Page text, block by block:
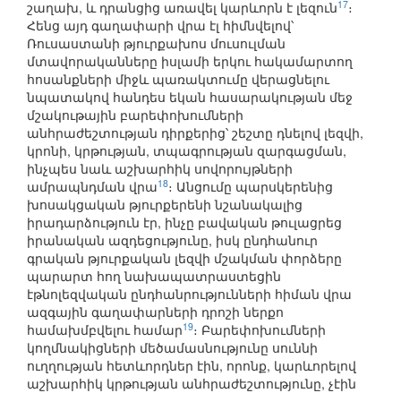
շաղախ, և դրանցից առավել կարևորն է լեզուն17։
Հենց այդ գաղափարի վրա էլ հիմնվելով՝
Ռուսաստանի թյուրքախոս մուսուլման
մտավորականները իսլամի երկու հակամարտող
հոսանքների միջև պառակտումը վերացնելու
նպատակով հանդես եկան հասարակության մեջ
մշակութային բարեփոխումների
անհրաժեշտության դիրքերից՝ շեշտը դնելով լեզվի,
կրոնի, կրթության, տպագրության զարգացման,
ինչպես նաև աշխարհիկ սովորույթների
ամրապնդման վրա18։ Անցումը պարսկերենից
խոսակցական թյուրքերենի նշանակալից
իրադարձություն էր, ինչը բավական թուլացրեց
իրանական ազդեցությունը, իսկ ընդհանուր
գրական թյուրքական լեզվի մշակման փորձերը
պարարտ հող նախապատրաստեցին
էթնոլեզվական ընդհանրությունների հիման վրա
ազգային գաղափարների դրոշի ներքո
համախմբվելու համար19։ Բարեփոխումների
կողմնակիցների մեծամասնությունը սուննի
ուղղության հետևորդներ էին, որոնք, կարևորելով
աշխարհիկ կրթության անհրաժեշտությունը, չէին